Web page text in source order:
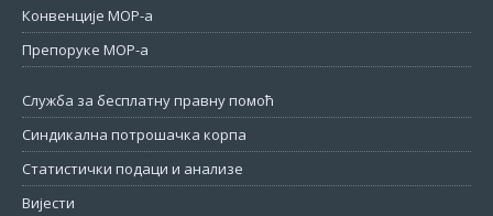
Конвенције МОР-а
Препоруке МОР-а
Служба за бесплатну правну помоћ
Синдикална потрошачка корпа
Статистички подаци и анализе
Вијести